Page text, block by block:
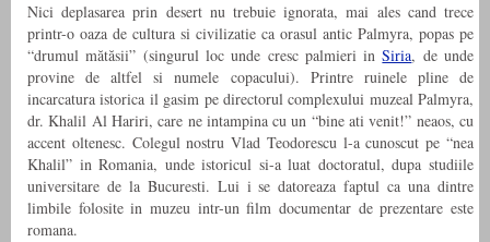
Nici deplasarea prin desert nu trebuie ignorata, mai ales cand trece
printr-o oaza de cultura si civilizatie ca orasul antic Palmyra, popas pe
“drumul mătăsii” (singurul loc unde cresc palmieri inSiria, de unde
provine de altfel si numele copacului). Printre ruinele pline de
incarcatura istorica il gasim pe directorul complexului muzeal Palmyra,
dr. Khalil Al Hariri, care ne intampina cu un “bine ati venit!” neaos, cu
accent oltenesc. Colegul nostru Vlad Teodorescu l-a cunoscut pe “nea
Khalil” in Romania, unde istoricul si-a luat doctoratul, dupa studiile
universitare de la Bucuresti. Lui i se datoreaza faptul ca una dintre
limbile folosite in muzeu intr-un film documentar de prezentare este
romana.